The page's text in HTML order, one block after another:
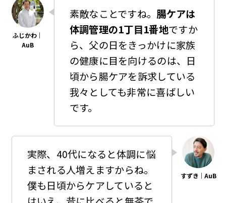
素敵なことですね。 腸ケアは
体調管理の1丁目1番地ですか
ら、父の日をきっかけに家族
の健康に目を向けるのは、日
頃から腸ケアを訴求している
我々としても非常に喜ばしい
です。
実際、40代になると体調に悩
まされる人増えますからね。
僕も日頃からケアしていると